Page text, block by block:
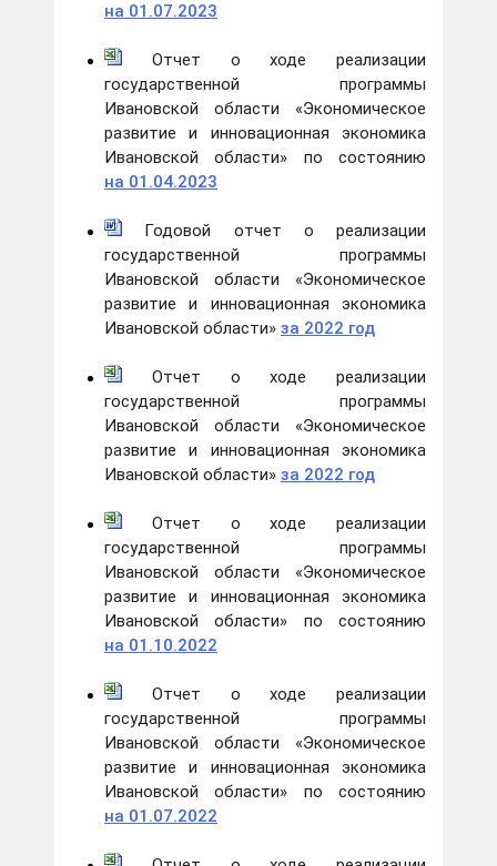
на 01.07.2023
Отчет о ходе реализации
государственной программы
Ивановской области «Экономическое
развитие и инновационная экономика
Ивановской области» по состоянию
на 01.04.2023
Годовой отчет о реализации
государственной программы
Ивановской области «Экономическое
развитие и инновационная экономика
Ивановской области» за 2022 год
Отчет о ходе реализации
государственной программы
Ивановской области «Экономическое
развитие и инновационная экономика
Ивановской области» за 2022 год
Отчет о ходе реализации
государственной программы
Ивановской области «Экономическое
развитие и инновационная экономика
Ивановской области» по состоянию
на 01.10.2022
Отчет о ходе реализации
государственной программы
Ивановской области «Экономическое
развитие и инновационная экономика
Ивановской области» по состоянию
на 01.07.2022